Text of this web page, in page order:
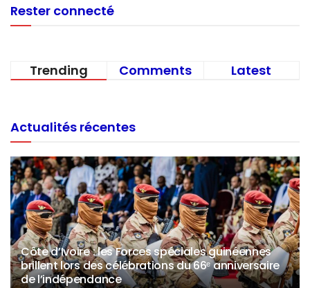
Rester connecté
Trending Comments Latest
Actualités récentes
Côte d’Ivoire : les Forces spéciales guinéennes
brillent lors des célébrations du 66ᵉ anniversaire
de l’indépendance